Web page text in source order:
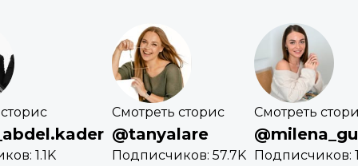
1.1K
Смотреть сторис
@tanyalare
Подписчиков: 57.7K
Смотреть
Подписчиков: